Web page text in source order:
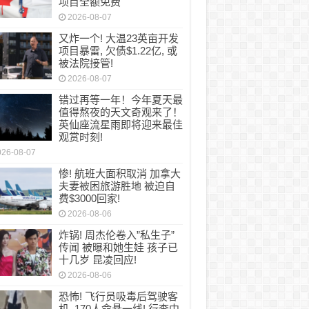
2026-08-07
又炸一个! 大温23英亩开发
项目暴雷, 欠债$1.22亿, 或
被法院接管!
2026-08-07
错过再等一年！今年夏天最
值得熬夜的天文奇观来了！
英仙座流星雨即将迎来最佳
观赏时刻!
08-07
惨! 航班大面积取消 加拿大
夫妻被困旅游胜地 被迫自
费$3000回家!
2026-08-06
炸锅! 周杰伦卷入”私生子”
传闻 被曝和她生娃 孩子已
十几岁 昆凌回应!
2026-08-06
恐怖! 飞行员吸毒后驾驶客